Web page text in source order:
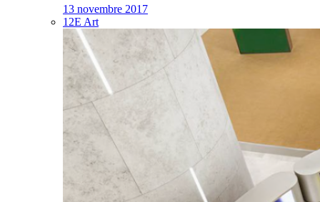
13 novembre 2017
12E Art